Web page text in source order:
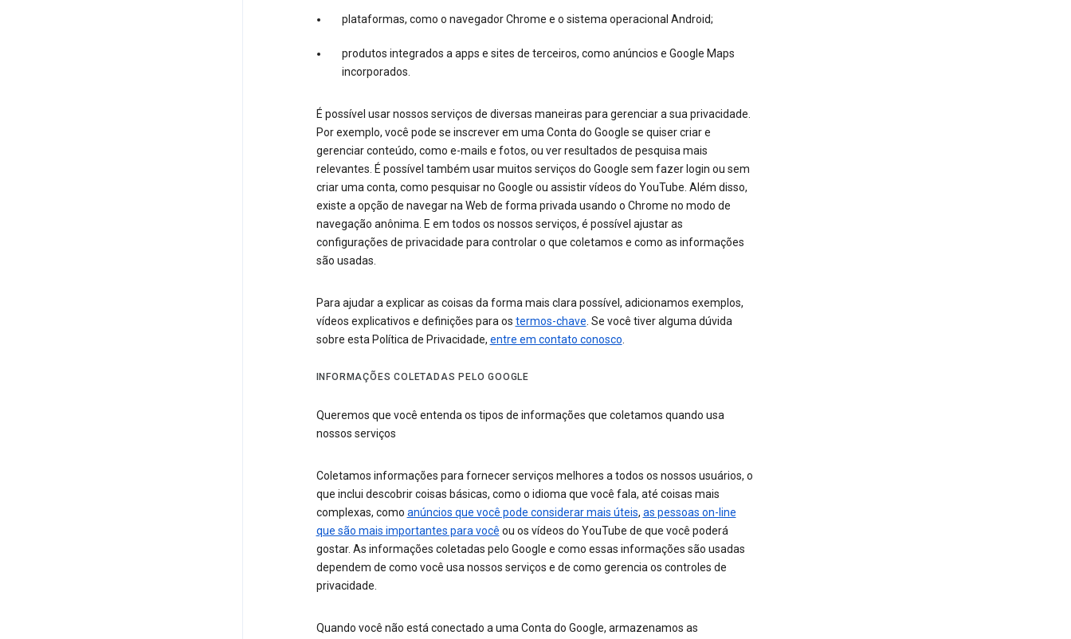
plataformas, como o navegador Chrome e o sistema operacional Android;
produtos integrados a apps e sites de terceiros, como anúncios e Google Maps
incorporados.
É possível usar nossos serviços de diversas maneiras para gerenciar a sua privacidade.
Por exemplo, você pode se inscrever em uma Conta do Google se quiser criar e
gerenciar conteúdo, como e-mails e fotos, ou ver resultados de pesquisa mais
relevantes. É possível também usar muitos serviços do Google sem fazer login ou sem
criar uma conta, como pesquisar no Google ou assistir vídeos do YouTube. Além disso,
existe a opção de navegar na Web de forma privada usando o Chrome no modo de
navegação anônima. E em todos os nossos serviços, é possível ajustar as
configurações de privacidade para controlar o que coletamos e como as informações
são usadas.
Para ajudar a explicar as coisas da forma mais clara possível, adicionamos exemplos,
vídeos explicativos e definições para os termos-chave. Se você tiver alguma dúvida
sobre esta Política de Privacidade, entre em contato conosco.
INFORMAÇÕES COLETADAS PELO GOOGLE
Queremos que você entenda os tipos de informações que coletamos quando usa
nossos serviços
Coletamos informações para fornecer serviços melhores a todos os nossos usuários, o
que inclui descobrir coisas básicas, como o idioma que você fala, até coisas mais
complexas, como anúncios que você pode considerar mais úteis, as pessoas on-line
que são mais importantes para você ou os vídeos do YouTube de que você poderá
gostar. As informações coletadas pelo Google e como essas informações são usadas
dependem de como você usa nossos serviços e de como gerencia os controles de
privacidade.
Quando você não está conectado a uma Conta do Google, armazenamos as